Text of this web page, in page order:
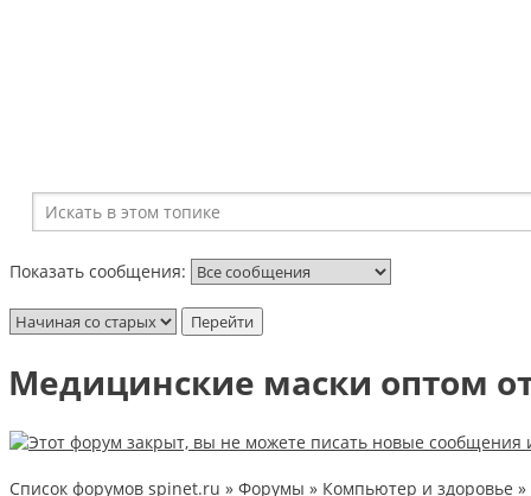
Показать сообщения:
Медицинские маски оптом
Список форумов spinet.ru » Форумы » Компьютер и здоровье »